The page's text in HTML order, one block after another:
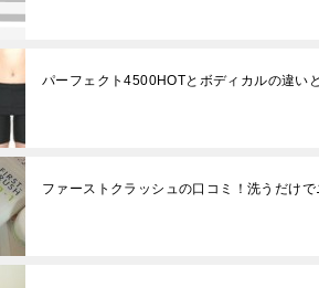
パーフェクト4500HOTとボディカルの違い
ファーストクラッシュの口コミ！洗うだけ